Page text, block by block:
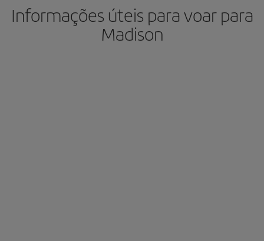
Informações úteis para voar para
Madison